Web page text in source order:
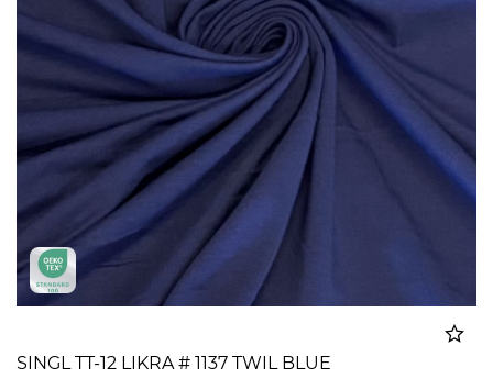
SINGL TT-12 LIKRA # 1137 TWIL BLUE